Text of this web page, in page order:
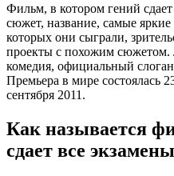
Фильм, в котором гений
сюжет, название, самые
которых они сыграли,
проекты с похожим сюжетом.
комедия, официальный
Премьера в мире состоялась
сентября 2011.
Как называется
сдает все